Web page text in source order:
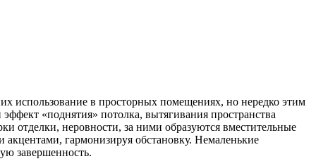
использование в просторных помещениях, но нередко этим
«поднятия» потолка, вытягивания пространства
отделки, неровности, за ними образуются вместительные
гармонизируя обстановку. Немаленькие
завершенность.